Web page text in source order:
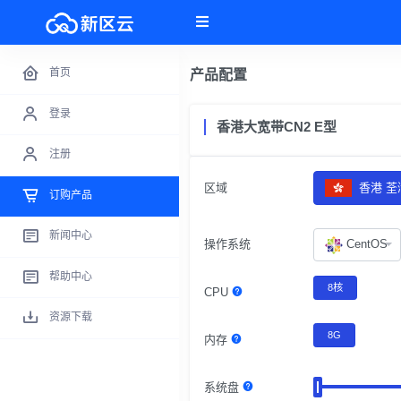
首页
登录
注册
订购产品
新闻中心
帮助中心
资源下载
产品配置
香港大宽带CN2 E型
区域 香港 荃
操作系统 CentOS
CPU 8核
内存 8G
系统盘